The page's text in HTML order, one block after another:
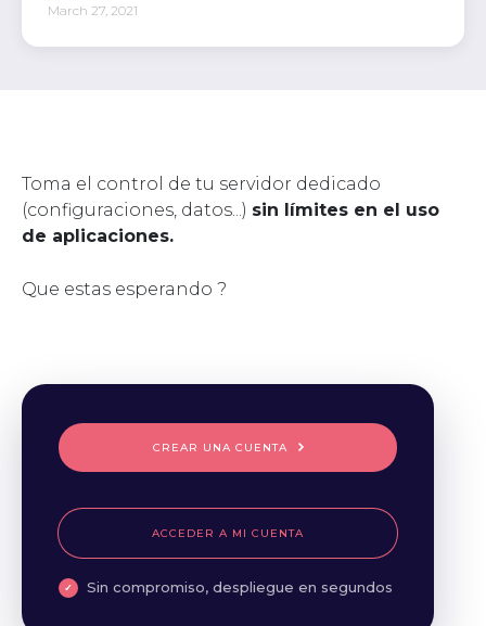
March 27, 2021
Toma el control de tu servidor dedicado
(configuraciones, datos...) sin límites en el uso
de aplicaciones.
Que estas esperando ?
CREAR UNA CUENTA
ACCEDER A MI CUENTA
Sin compromiso, despliegue en segundos